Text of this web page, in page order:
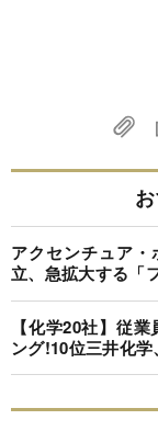
アクセンチュア
立、急拡大する「
【化学20社】従
ング!10位三井化